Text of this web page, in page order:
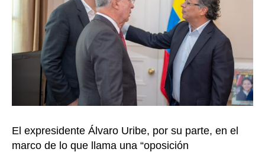
El expresidente Álvaro Uribe, por su parte, en el
marco de lo que llama una “oposición